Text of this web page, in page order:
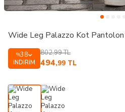
Wide Leg Palazzo Kot
%38
İNDIRIM
802,99TL
494,99 TL